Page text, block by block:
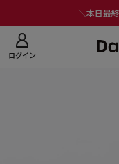
＼本日最
ログイン